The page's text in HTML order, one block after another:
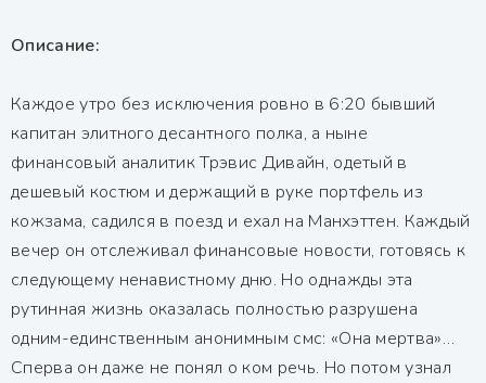
Описание:
Каждое утро без исключения ровно в 6:20 бывший
капитан элитного десантного полка, а ныне
финансовый аналитик Трэвис Дивайн, одетый в
дешевый костюм и держащий в руке портфель из
кожзама, садился в поезд и ехал на Манхэттен. Каждый
вечер он отслеживал финансовые новости, готовясь к
следующему ненавистному дню. Но однажды эта
рутинная жизнь оказалась полностью разрушена
одним-единственным анонимным смс: «Она мертва»…
Сперва он даже не понял о ком речь. Но потом узнал